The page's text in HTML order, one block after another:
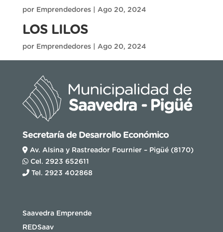
por Emprendedores| Ago 20, 2024
LOS LILOS
por Emprendedores| Ago 20, 2024
Secretaría de Desarrollo Económico
Av. Alsina y Rastreador Fournier – Pigüé (8170)
Cel. 2923 652611
Tel. 2923 402868
Saavedra Emprende
REDSaav